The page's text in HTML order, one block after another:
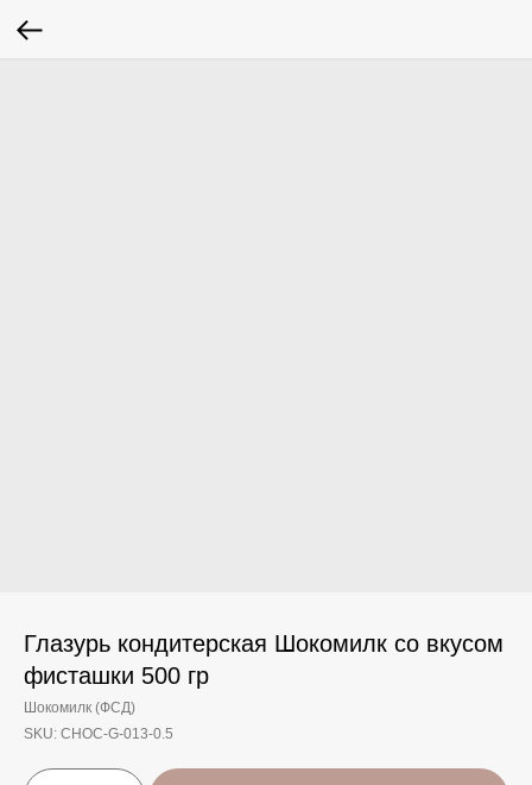
Глазурь кондитерская Шокомилк со вкусом
фисташки 500 гр
Шокомилк (ФСД)
SKU: CHOC-G-013-0.5